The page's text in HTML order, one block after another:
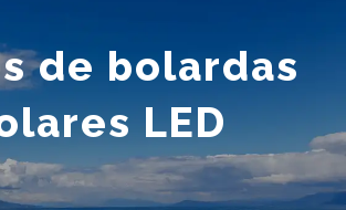
de bolardas
LED